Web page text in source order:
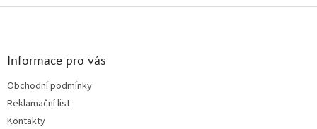
Zápatí
Informace pro vás
Obchodní podmínky
Reklamační list
Kontakty